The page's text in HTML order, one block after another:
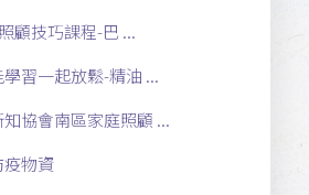
顧技巧課程-巴 ...
學習一起放鬆-精油 ...
協會南區家庭照顧 ...
物資